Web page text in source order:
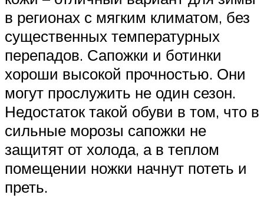
в регионах с мягким климатом, без
существенных температурных
перепадов. Сапожки и ботинки
хороши высокой прочностью. Они
могут прослужить не один сезон.
Недостаток такой обуви в том, что в
сильные морозы сапожки не
защитят от холода, а в теплом
помещении ножки начнут потеть и
преть.